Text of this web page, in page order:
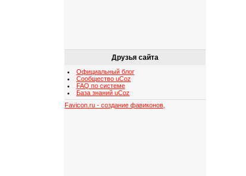
Друзья сайта
Официальный блог
Сообщество uCoz
FAQ по системе
База знаний uCoz
Favicon.ru - создание фавиконов,